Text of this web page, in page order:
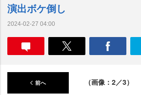
演出ボケ倒し
2024-02-27 04:00
前へ （画像：2／3）